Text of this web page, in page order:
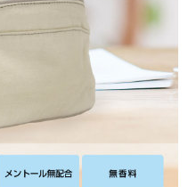
注意してご使用ください。
・かゆみ・刺激等の異常が
し、皮膚科専門医等にご相